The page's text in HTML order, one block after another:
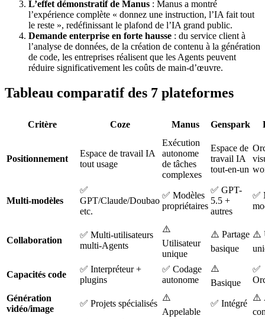
L’effet démonstratif de Manus : Manus a montré
l’expérience complète « donnez une instruction, l’IA fait tout
le reste », redéfinissant le plafond de l’IA grand public.
Demande enterprise en forte hausse : du service client à
l’analyse de données, de la création de contenu à la génération
de code, les entreprises réalisent que les Agents peuvent
réduire significativement les coûts de main-d’œuvre.
Tableau comparatif des 7 plateformes
Critère Coze Manus Genspark
Positionnement
Espace de travail IA
tout usage
Exécution
autonome
de tâches
complexes
Espace de
travail IA
tout-en-un
Multi-modèles
✅
GPT/Claude/Doubao
etc.
✅ Modèles
propriétaires
✅ GPT-
5.5 +
autres
✅
Collaboration
✅ Multi-utilisateurs
multi-Agents
⚠️
Utilisateur
unique
⚠️ Partage
basique
⚠️
Capacités code
✅ Interpréteur +
plugins
✅ Codage
autonome
⚠️
Basique
✅
Génération
vidéo/image
✅ Projets spécialisés
⚠️
Appelable
✅ Intégré
⚠️